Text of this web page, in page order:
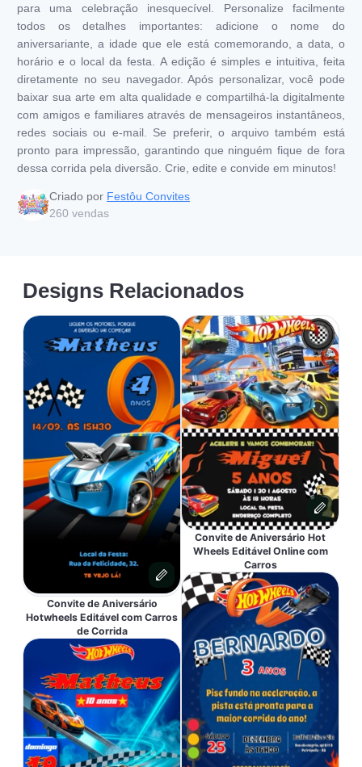
para uma celebração inesquecível. Personalize facilmente
todos os detalhes importantes: adicione o nome do
aniversariante, a idade que ele está comemorando, a data, o
horário e o local da festa. A edição é simples e intuitiva, feita
diretamente no seu navegador. Após personalizar, você pode
baixar sua arte em alta qualidade e compartilhá-la digitalmente
com amigos e familiares através de mensageiros instantâneos,
redes sociais ou e-mail. Se preferir, o arquivo também está
pronto para impressão, garantindo que ninguém fique de fora
dessa corrida pela diversão. Crie, edite e convide em minutos!
Criado por Festôu Convites
260 vendas
Designs Relacionados
Convite de Aniversário
Hotwheels Editável com Carros
de Corrida
Convite de Aniversário Hot
Wheels Editável Online com
Carros